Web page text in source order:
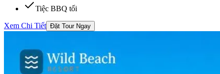
Tiệc BBQ tối
Xem Chi Tiết Đặt Tour Ngay